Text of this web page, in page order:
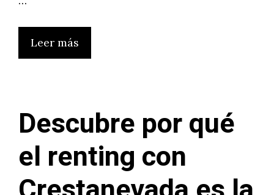
Leer más
Descubre por qué
el renting con